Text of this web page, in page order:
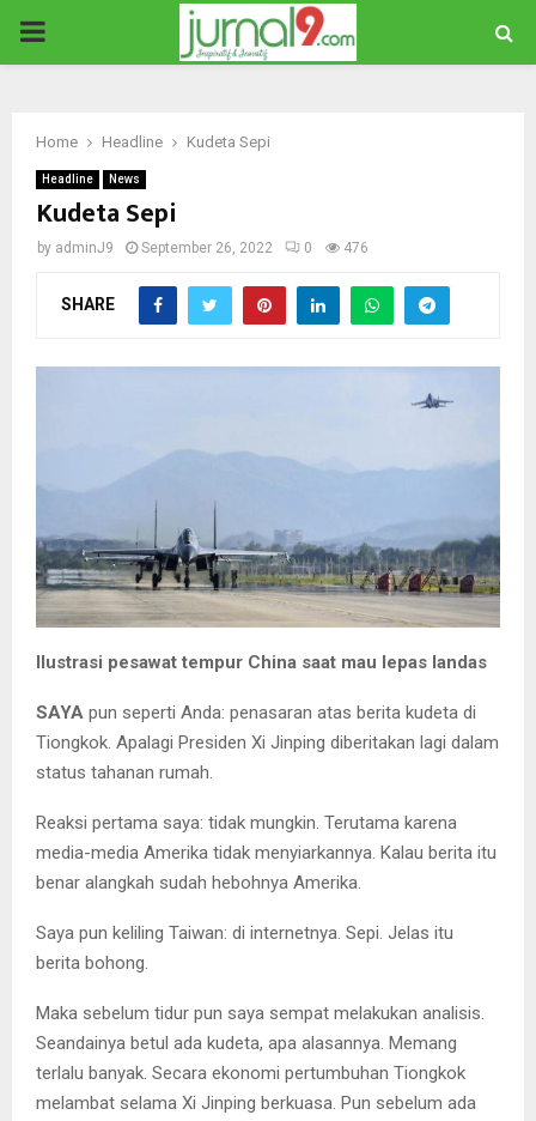
PRIMARY
Home Headline Kudeta Sepi
Headline News
Kudeta Sepi
by adminJ9 September 26, 2022 0 476
SHARE
Ilustrasi pesawat tempur China saat mau lepas landas
SAYA pun seperti Anda: penasaran atas berita kudeta di
Tiongkok. Apalagi Presiden Xi Jinping diberitakan lagi dalam
status tahanan rumah.
Reaksi pertama saya: tidak mungkin. Terutama karena
media-media Amerika tidak menyiarkannya. Kalau berita itu
benar alangkah sudah hebohnya Amerika.
Saya pun keliling Taiwan: di internetnya. Sepi. Jelas itu
berita bohong.
Maka sebelum tidur pun saya sempat melakukan analisis.
Seandainya betul ada kudeta, apa alasannya. Memang
terlalu banyak. Secara ekonomi pertumbuhan Tiongkok
melambat selama Xi Jinping berkuasa. Pun sebelum ada